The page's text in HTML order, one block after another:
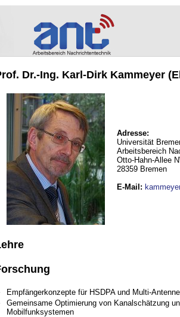
Dr.-Ing. Karl-Dirk Kammeyer
Adresse:
Universität
Arbeitsbereich
Otto-Hahn-Allee
28359 Bremen
E-Mail :
Empfängerkonzepte für HSDPA und Multi-
Gemeinsame Optimierung von Kanalschätzung
Mobilfunksystemen